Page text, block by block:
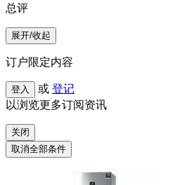
总评
展开/收起
订户限定内容
登入 或 登记
以浏览更多订阅资讯
关闭
取消全部条件